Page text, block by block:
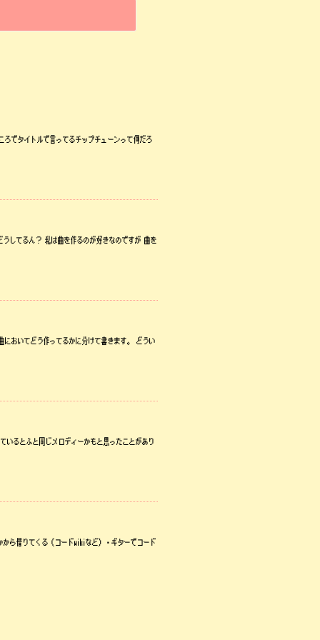
ろでタイトルで言ってるチップチューンって何だろ
してるん？ 私は曲を作るのが好きなのですが 曲を
においてどう作ってるかに分けて書きます。 どうい
いるとふと同じメロディーかもと思ったことがあり
ら借りてくる（コードwikiなど）・ギターでコード